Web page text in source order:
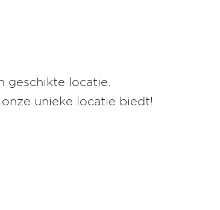
geschikte locatie.
unieke locatie biedt!